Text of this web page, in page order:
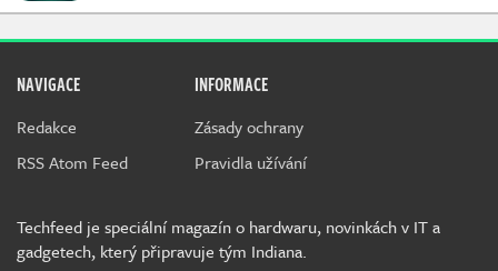
NAVIGACE
Redakce
RSS Atom Feed
INFORMACE
Zásady ochrany
Pravidla užívání
Techfeed je speciální magazín o hardwaru, novinkách v IT a
gadgetech, který připravuje tým Indiana.